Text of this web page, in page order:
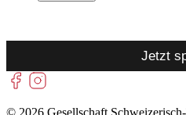
Jetzt